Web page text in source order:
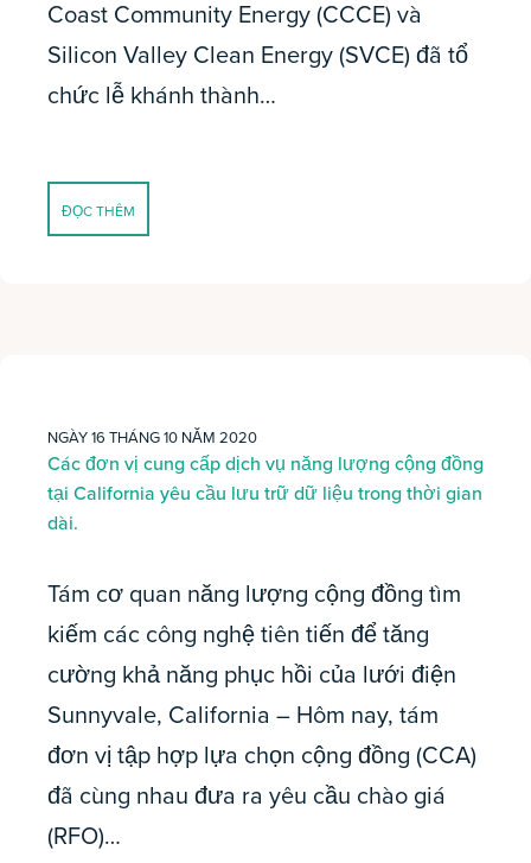
Coast Community Energy (CCCE) và
Silicon Valley Clean Energy (SVCE) đã tổ
chức lễ khánh thành…
ĐỌC THÊM
NGÀY 16 THÁNG 10 NĂM 2020
Các đơn vị cung cấp dịch vụ năng lượng cộng đồng
tại California yêu cầu lưu trữ dữ liệu trong thời gian
dài.
Tám cơ quan năng lượng cộng đồng tìm
kiếm các công nghệ tiên tiến để tăng
cường khả năng phục hồi của lưới điện
Sunnyvale, California – Hôm nay, tám
đơn vị tập hợp lựa chọn cộng đồng (CCA)
đã cùng nhau đưa ra yêu cầu chào giá
(RFO)…